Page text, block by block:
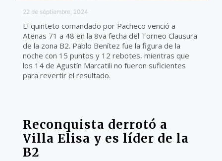
22 de septiembre, 2024
El quinteto comandado por Pacheco venció a
Atenas 71 a 48 en la 8va fecha del Torneo Clausura
de la zona B2. Pablo Benítez fue la figura de la
noche con 15 puntos y 12 rebotes, mientras que
los 14 de Agustín Marcatili no fueron suficientes
para revertir el resultado.
Reconquista derrotó a
Villa Elisa y es líder de la
B2